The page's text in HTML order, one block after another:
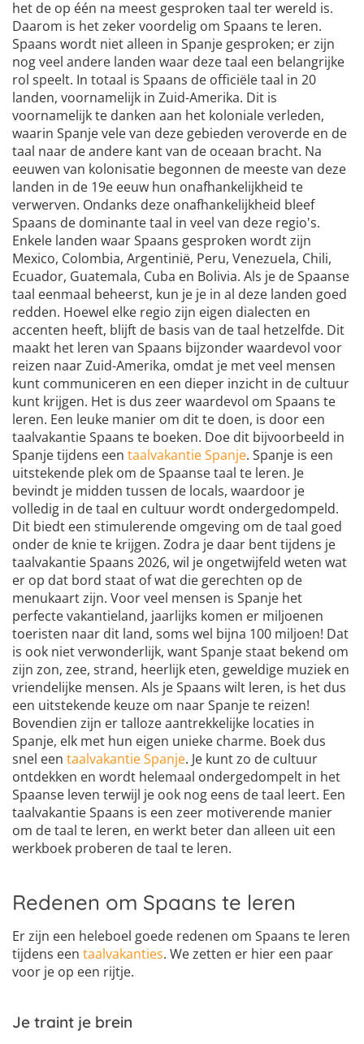
het de op één na meest gesproken taal ter wereld is.
Daarom is het zeker voordelig om Spaans te leren.
Spaans wordt niet alleen in Spanje gesproken; er zijn
nog veel andere landen waar deze taal een belangrijke
rol speelt. In totaal is Spaans de officiële taal in 20
landen, voornamelijk in Zuid-Amerika. Dit is
voornamelijk te danken aan het koloniale verleden,
waarin Spanje vele van deze gebieden veroverde en de
taal naar de andere kant van de oceaan bracht. Na
eeuwen van kolonisatie begonnen de meeste van deze
landen in de 19e eeuw hun onafhankelijkheid te
verwerven. Ondanks deze onafhankelijkheid bleef
Spaans de dominante taal in veel van deze regio's.
Enkele landen waar Spaans gesproken wordt zijn
Mexico, Colombia, Argentinië, Peru, Venezuela, Chili,
Ecuador, Guatemala, Cuba en Bolivia. Als je de Spaanse
taal eenmaal beheerst, kun je je in al deze landen goed
redden. Hoewel elke regio zijn eigen dialecten en
accenten heeft, blijft de basis van de taal hetzelfde. Dit
maakt het leren van Spaans bijzonder waardevol voor
reizen naar Zuid-Amerika, omdat je met veel mensen
kunt communiceren en een dieper inzicht in de cultuur
kunt krijgen. Het is dus zeer waardevol om Spaans te
leren. Een leuke manier om dit te doen, is door een
taalvakantie Spaans te boeken. Doe dit bijvoorbeeld in
Spanje tijdens een taalvakantie Spanje. Spanje is een
uitstekende plek om de Spaanse taal te leren. Je
bevindt je midden tussen de locals, waardoor je
volledig in de taal en cultuur wordt ondergedompeld.
Dit biedt een stimulerende omgeving om de taal goed
onder de knie te krijgen. Zodra je daar bent tijdens je
taalvakantie Spaans 2026, wil je ongetwijfeld weten wat
er op dat bord staat of wat die gerechten op de
menukaart zijn. Voor veel mensen is Spanje het
perfecte vakantieland, jaarlijks komen er miljoenen
toeristen naar dit land, soms wel bijna 100 miljoen! Dat
is ook niet verwonderlijk, want Spanje staat bekend om
zijn zon, zee, strand, heerlijk eten, geweldige muziek en
vriendelijke mensen. Als je Spaans wilt leren, is het dus
een uitstekende keuze om naar Spanje te reizen!
Bovendien zijn er talloze aantrekkelijke locaties in
Spanje, elk met hun eigen unieke charme. Boek dus
snel een taalvakantie Spanje. Je kunt zo de cultuur
ontdekken en wordt helemaal ondergedompelt in het
Spaanse leven terwijl je ook nog eens de taal leert. Een
taalvakantie Spaans is een zeer motiverende manier
om de taal te leren, en werkt beter dan alleen uit een
werkboek proberen de taal te leren.
Redenen om Spaans te leren
Er zijn een heleboel goede redenen om Spaans te leren
tijdens een taalvakanties. We zetten er hier een paar
voor je op een rijtje.
Je traint je brein